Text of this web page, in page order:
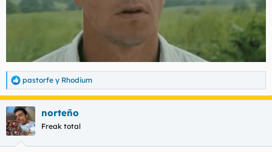
R
e
a
c
c
i
pastorfe y Rhodium
norteño
Freak total